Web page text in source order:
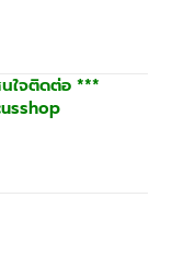
นใจติดต่อ ***